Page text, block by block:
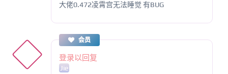
大佬0.472凌霄宫无法睡觉 有BUG
会员
登录以回复
Jie